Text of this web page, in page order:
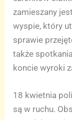
zamieszany
wyspie, który
sprawie
także
koncie wyroki
18 kwietnia
są w ruchu.